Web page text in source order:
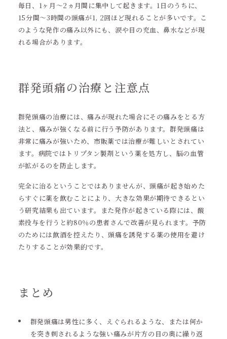
毎日、1ヶ月～2ヵ月間に集中して起きます。1日のうちに、
15分間～3時間の頭痛が1, 2回ほど現れることが多いです。こ
のような発作の痛み以外にも、涙や目の充血、鼻水などが現
れる場合があります。
群発頭痛の治療と注意点
群発頭痛の治療には、痛みが現れた場合にその痛みをとる方
法と、痛みが強くなる前に行う予防があります。群発頭痛は
非常に痛みが強いため、市販薬では治療が難しいとされてい
ます。病院ではトリプタン製剤という薬を処方し、脳の血管
が拡がるのを防止します。
完全に治るということではありませんが、頭痛が起き始めた
らすぐに薬を飲むことにより、大きな効果が期待できるとい
う研究結果も出ています。また発作が起きている際には、酸
素投与を行うと約80％の患者さんで改善が見られます。予防
のためには飲酒を控えたり、頭痛を誘発する薬の使用を避け
たりすることが効果的です。
まとめ
群発頭痛は男性に多く、えぐられるような、または何か
を突き刺されるような強い痛みが片方の目の奥に繰り返